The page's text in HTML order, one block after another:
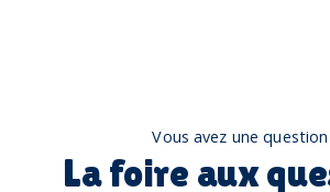
Vous avez une question
La foire aux